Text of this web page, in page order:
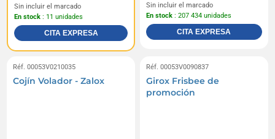
Sin incluir el marcado
En stock : 11 unidades
CITA EXPRESA
Sin incluir el marcado
En stock : 207 434 unidades
CITA EXPRESA
Réf. 00053V0210035
Cojín Volador - Zalox
Réf. 00053V0090837
Girox Frisbee de
promoción